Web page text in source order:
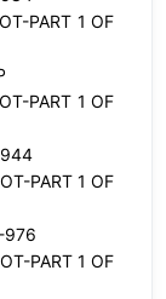
PART 1 OF
PART 1 OF
PART 1 OF
976
PART 1 OF